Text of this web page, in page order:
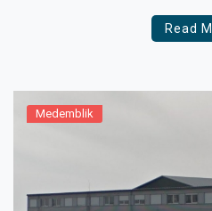
voorwaarden eraan
Geld lenen zonder BKRRead
Medemblik